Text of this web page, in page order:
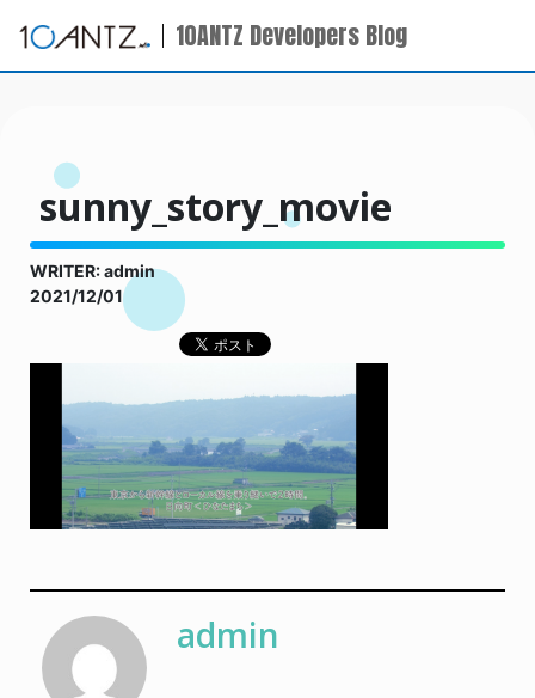
10ANTZ Developers Blog
sunny_story_movie
WRITER: admin
2021/12/01
admin